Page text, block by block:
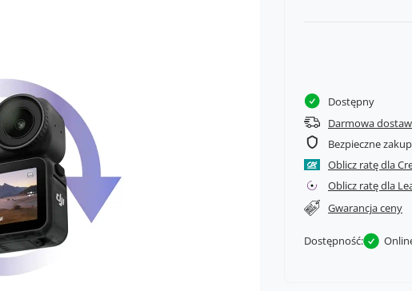
Dostępny
Darmowa
Bezpieczne
Oblicz ratę dla
Oblicz ratę dla
Gwarancja ceny
Dostępność: